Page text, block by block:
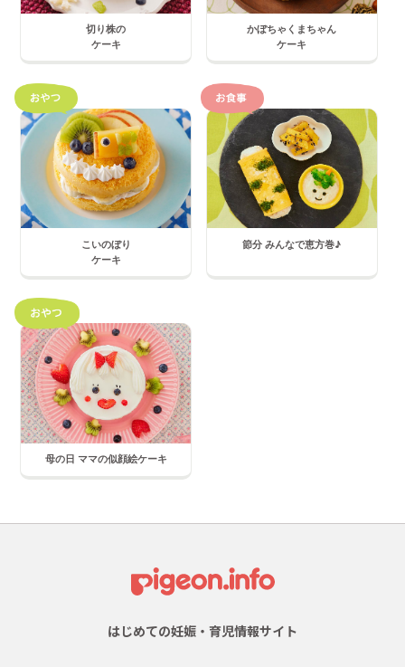
切り株の
ケーキ
かぼちゃくまちゃん
ケーキ
こいのぼり
ケーキ
節分 みんなで恵方巻♪
母の日 ママの似顔絵ケーキ
はじめての妊娠・育児情報サイト